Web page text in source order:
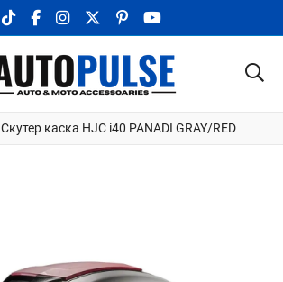
TIKTOK SOCIAL LINK
FACEBOOK SOCIAL LINK
INSTAGRAM SOCIAL LINK
X.COM SOCIAL LINK
PINTEREST SOCIAL LINK
YOUTUBE SOCIAL
Скутер каска HJC i40 PANADI GRAY/RED